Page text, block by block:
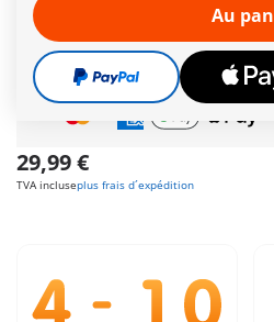
incroyable offert dès
Livraison gratuitepour
Paiement sécurisé
et
29,99 €
TVA incluseplus frais d´expédition
Au